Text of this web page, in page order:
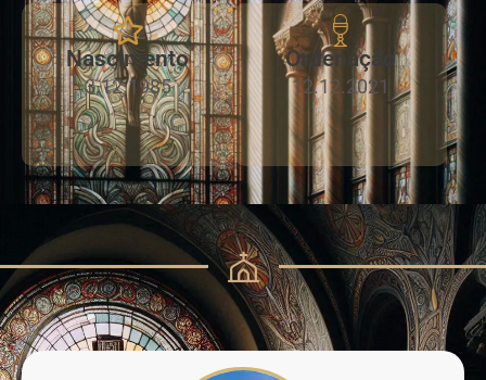
Nascimento
3.12.1985
Ordenação
12.12.2021